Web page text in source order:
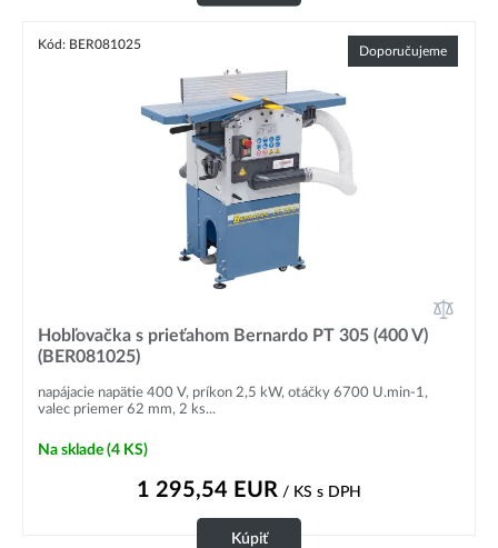
Kód: BER081025 Doporučujeme
Hobľovačka s prieťahom Bernardo PT 305 (400 V)
(BER081025)
napájacie napätie 400 V, príkon 2,5 kW, otáčky 6700 U.min-1,
valec priemer 62 mm, 2 ks...
Na sklade (4 KS)
1 295,54 EUR / KS s DPH
Kúpiť